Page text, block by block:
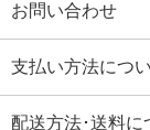
お問い合わせ
支払い方法につ
配送方法･送料に